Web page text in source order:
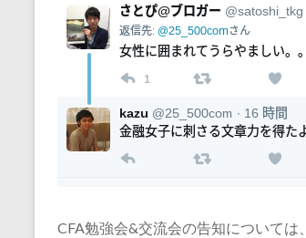
CFA勉強会&交流会の告知については、